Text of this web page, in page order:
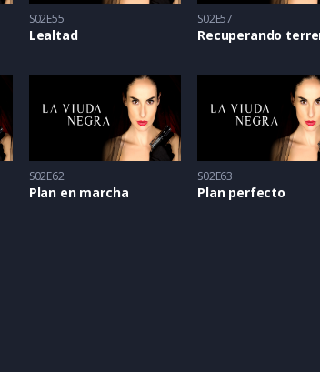
S02E55
Lealtad
S02E57
Recuperando
S02E62
Plan en marcha
S02E63
Plan perfecto